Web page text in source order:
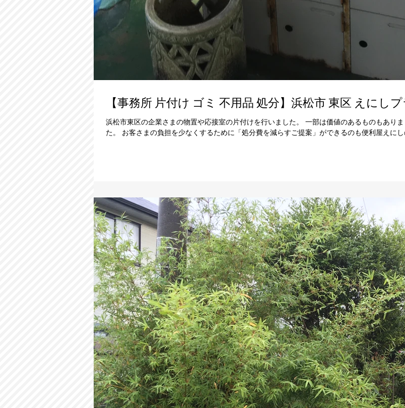
【事務所 片付け ゴミ 不用品 処
浜松市東区の企業さまの物置や応接室の片付けを行いました。 一部は価値のあるものもあり
た。 お客さまの負担を少なくするために「処分費を減らすご提案」ができるのも便利屋えに